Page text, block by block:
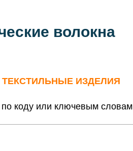
волокна
ТЕКСТИЛЬНЫЕ ИЗДЕЛИЯ
по коду или ключевым словам